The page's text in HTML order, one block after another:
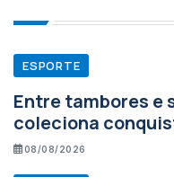
ESPORTE
Entre tambores e
coleciona
08/08/2026